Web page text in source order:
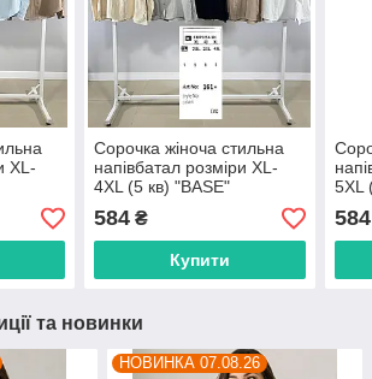
XL-
Сорочка жіноча стильна
напівбатал розміри XL-
4XL (5 кв) "BASE"
недорого від прямого
постачальника
584₴
Купити
5XL
від
584
та новинки
НОВИНКА 07.08.26